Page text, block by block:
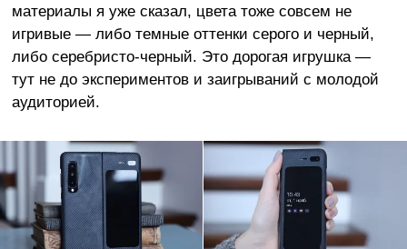
материалы я уже сказал, цвета тоже совсем не
игривые — либо темные оттенки серого и черный,
либо серебристо-черный. Это дорогая игрушка —
тут не до экспериментов и заигрываний с молодой
аудиторией.